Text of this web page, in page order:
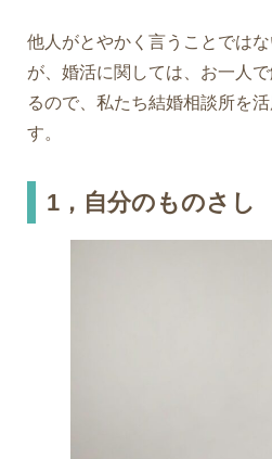
他人がとやかく言うことでは
が、婚活に関しては、お一人
るので、私たち結婚相談所を
す。
1，自分のものさし